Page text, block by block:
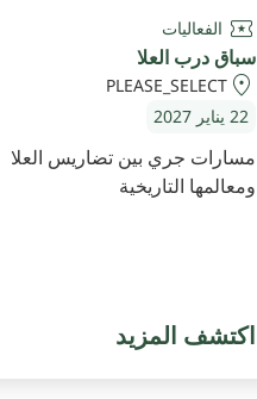
الفعاليات
سباق درب العلا
PLEASE_SELECT
22 يناير 2027
مسارات جري بين تضاريس العلا
ومعالمها التاريخية
اكتشف المزيد